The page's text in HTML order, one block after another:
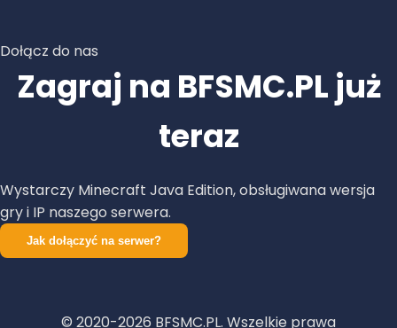
Dołącz do nas
Zagraj na BFSMC.PL już
teraz
Wystarczy Minecraft Java Edition, obsługiwana wersja
gry i IP naszego serwera.
Jak dołączyć na serwer?
© 2020-2026 BFSMC.PL. Wszelkie prawa